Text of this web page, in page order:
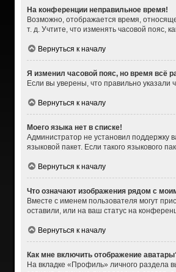
На конференции неправильное время!
Возможно, отображается время,
т. д. Учтите, что изменять часовой пояс,
Вернуться к началу
Я изменил часовой пояс, но время всё
Если вы уверены, что правильно
Вернуться к началу
Моего языка нет в списке!
Администратор не установил поддержку
языковой пакет. Если такого языкового
Вернуться к началу
Что означают изображения рядом с
Вместе с именем пользователя могут
оставили, или на ваш статус на
Вернуться к началу
Как мне включить отображение
На вкладке «Профиль» личного раздела